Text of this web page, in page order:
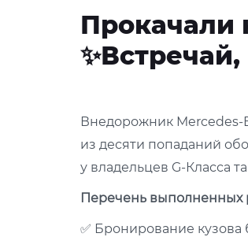
Прокачали
Внедорожник Mercedes-
из десяти попаданий
у владельцев G-Класса
Перечень выполненных
✅ Бронирование кузова